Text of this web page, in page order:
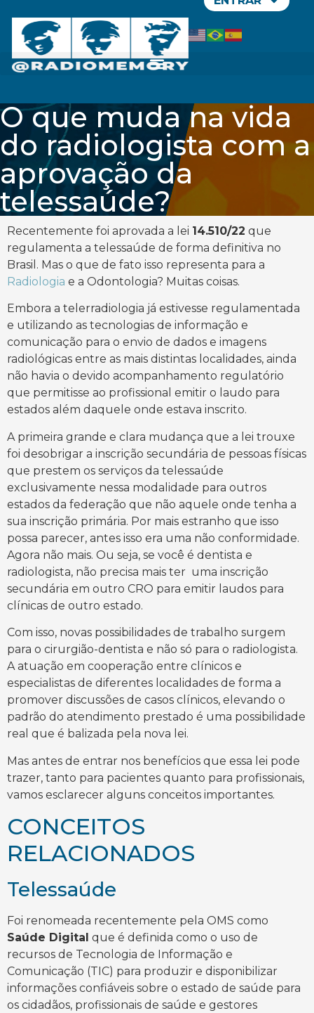
O que muda na vida
do radiologista com a
aprovação da
telessaúde?
Recentemente foi aprovada a lei 14.510/22 que
regulamenta a telessaúde de forma definitiva no
Brasil. Mas o que de fato isso representa para a
Radiologia e a Odontologia? Muitas coisas.
Embora a telerradiologia já estivesse regulamentada
e utilizando as tecnologias de informação e
comunicação para o envio de dados e imagens
radiológicas entre as mais distintas localidades, ainda
não havia o devido acompanhamento regulatório
que permitisse ao profissional emitir o laudo para
estados além daquele onde estava inscrito.
A primeira grande e clara mudança que a lei trouxe
foi desobrigar a inscrição secundária de pessoas físicas
que prestem os serviços da telessaúde
exclusivamente nessa modalidade para outros
estados da federação que não aquele onde tenha a
sua inscrição primária. Por mais estranho que isso
possa parecer, antes isso era uma não conformidade.
Agora não mais. Ou seja, se você é dentista e
radiologista, não precisa mais ter uma inscrição
secundária em outro CRO para emitir laudos para
clínicas de outro estado.
Com isso, novas possibilidades de trabalho surgem
para o cirurgião-dentista e não só para o radiologista.
A atuação em cooperação entre clínicos e
especialistas de diferentes localidades de forma a
promover discussões de casos clínicos, elevando o
padrão do atendimento prestado é uma possibilidade
real que é balizada pela nova lei.
Mas antes de entrar nos benefícios que essa lei pode
trazer, tanto para pacientes quanto para profissionais,
vamos esclarecer alguns conceitos importantes.
CONCEITOS
RELACIONADOS
Telessaúde
Foi renomeada recentemente pela OMS como
Saúde Digital que é definida como o uso de
recursos de Tecnologia de Informação e
Comunicação (TIC) para produzir e disponibilizar
informações confiáveis sobre o estado de saúde para
os cidadãos, profissionais de saúde e gestores